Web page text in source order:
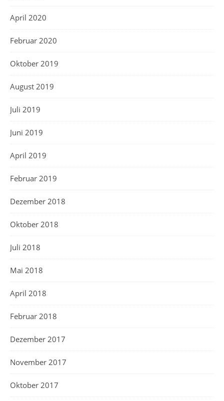
April 2020
Februar 2020
Oktober 2019
August 2019
Juli 2019
Juni 2019
April 2019
Februar 2019
Dezember 2018
Oktober 2018
Juli 2018
Mai 2018
April 2018
Februar 2018
Dezember 2017
November 2017
Oktober 2017